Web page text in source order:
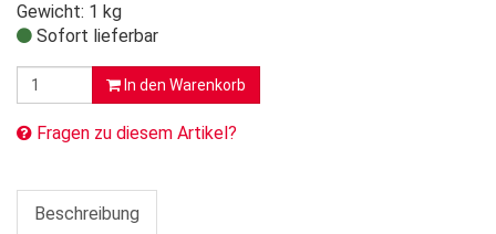
Gewicht: 1 kg
Sofort lieferbar
In den Warenkorb
Fragen zu diesem Artikel?
Beschreibung